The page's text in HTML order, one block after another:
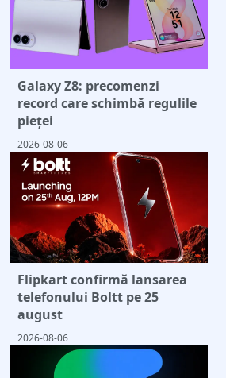
Galaxy Z8: precomenzi
record care schimbă regulile
pieței
2026-08-06
Flipkart confirmă lansarea
telefonului Boltt pe 25
august
2026-08-06